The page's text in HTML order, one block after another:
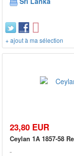
+ ajout à ma sélection
23,80 EUR
Ceylan 1A 1857-58